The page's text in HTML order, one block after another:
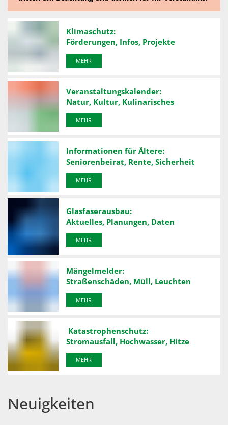
Klimaschutz:
Förderungen, Infos, Projekte
MEHR
Veranstaltungskalender:
Natur, Kultur, Kulinarisches
MEHR
Informationen für Ältere:
Seniorenbeirat, Rente, Sicherheit
MEHR
Glasfaserausbau:
Aktuelles, Planungen, Daten
MEHR
Mängelmelder:
Straßenschäden, Müll, Leuchten
MEHR
Katastrophenschutz:
Stromausfall, Hochwasser, Hitze
MEHR
Neuigkeiten